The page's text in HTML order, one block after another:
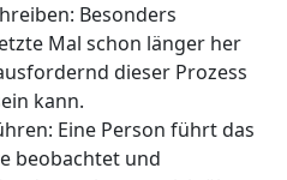
Besonders
Mal schon länger her
dieser Prozess
kann.
Eine Person führt das
beobachtet und